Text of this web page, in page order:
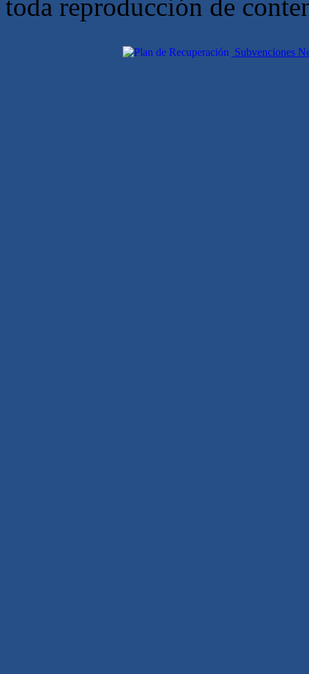
toda reproducción de
Subvenciones